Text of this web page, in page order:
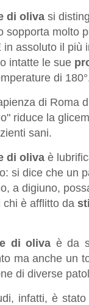
di oliva si
sopporta molto
in assoluto il più
intatte le sue
di
di Roma
riduce la
sani.
di oliva è
si dice che un
a digiuno,
è afflitto da
di oliva è da
ma anche un
di diverse
infatti, è